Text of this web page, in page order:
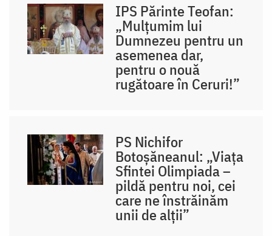
IPS Părinte Teofan:
„Mulțumim lui
Dumnezeu pentru un
asemenea dar,
pentru o nouă
rugătoare în Ceruri!”
PS Nichifor
Botoșăneanul: „Viața
Sfintei Olimpiada –
pildă pentru noi, cei
care ne înstrăinăm
unii de alții”